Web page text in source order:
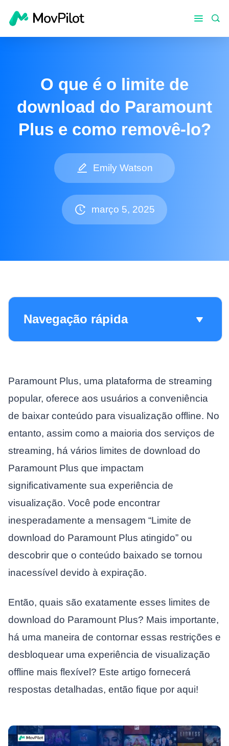
O que é o limite de
download do Paramount
Plus e como removê-lo?
Emily Watson
março 5, 2025
Navegação rápida
Paramount Plus, uma plataforma de streaming
popular, oferece aos usuários a conveniência
de baixar conteúdo para visualização offline. No
entanto, assim como a maioria dos serviços de
streaming, há vários limites de download do
Paramount Plus que impactam
significativamente sua experiência de
visualização. Você pode encontrar
inesperadamente a mensagem “Limite de
download do Paramount Plus atingido” ou
descobrir que o conteúdo baixado se tornou
inacessível devido à expiração.
Então, quais são exatamente esses limites de
download do Paramount Plus? Mais importante,
há uma maneira de contornar essas restrições e
desbloquear uma experiência de visualização
offline mais flexível? Este artigo fornecerá
respostas detalhadas, então fique por aqui!